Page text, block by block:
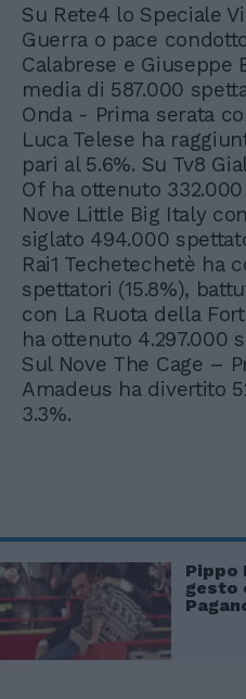
Su Rete4 lo Speciale
Guerra o pace
Calabrese e Giuseppe
media di 587.000
Onda - Prima serata
Luca Telese ha
pari al 5.6%. Su Tv8
Of ha ottenuto
Nove Little Big Italy
siglato 494.000
Rai1 Techetechetè ha
spettatori (15.8%),
con La Ruota della
ha ottenuto 4.297.000
Sul Nove The Cage –
Amadeus ha divertito
3.3%.
Pippo
gesto